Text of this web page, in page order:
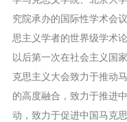
究院承办的国际性学术会
思主义学者的世界级学术
以后第一次在社会主义国
克思主义大会致力于推动
的高度融合，致力于推进
动，致力于促进中国马克